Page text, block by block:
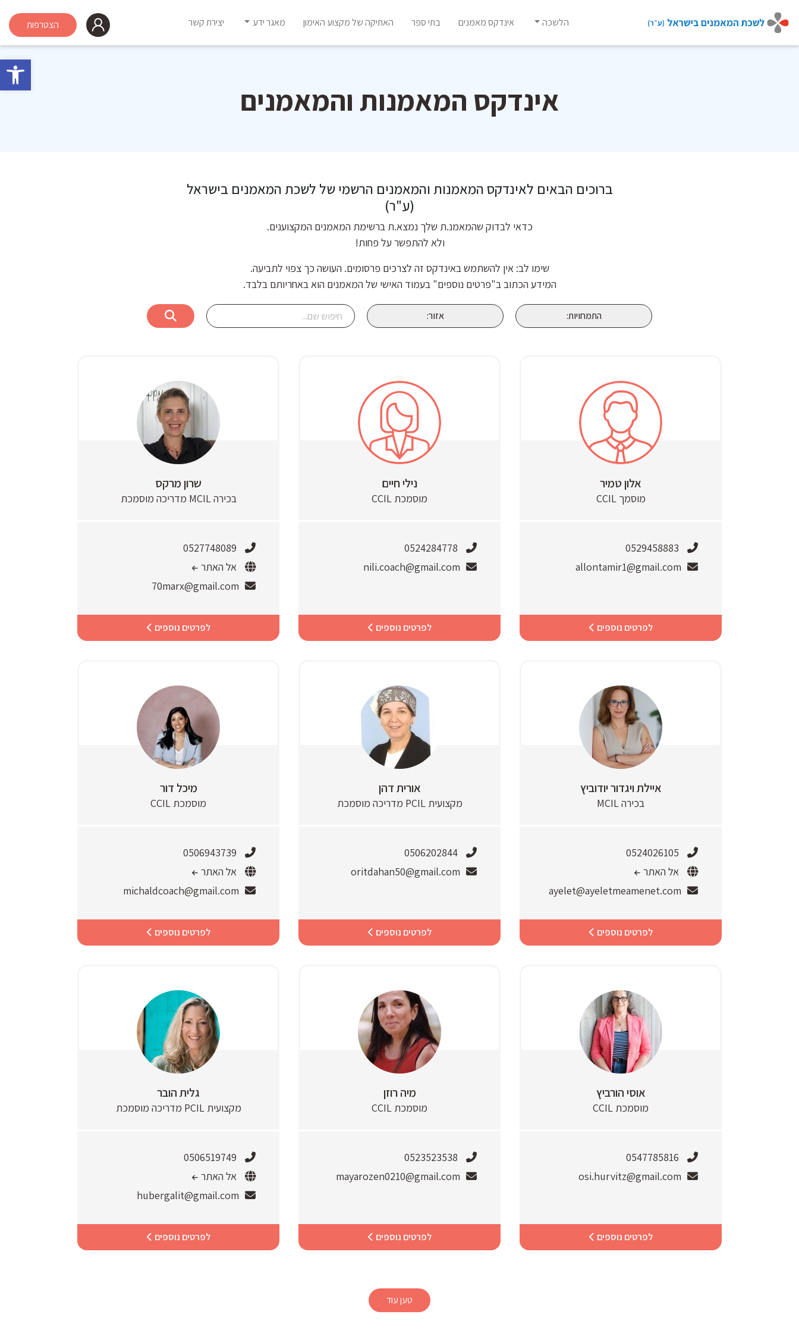
content
הלשכה אינדקס מאמנים בתי ספר האתיקה של מקצוע האימון מאגר ידע יצירת קשר הצטרפות
אינדקס המאמנות והמאמנים
ברוכים הבאים לאינדקס המאמנות והמאמנים הרשמי של לשכת המאמנים בישראל
(ע"ר)
כדאי לבדוק שהמאמנ.ת שלך נמצא.ת ברשימת המאמנים המקצוענים.
ולא להתפשר על פחות!
שימו לב: אין להשתמש באינדקס זה לצרכים פרסומים. העושה כך צפוי לתביעה.
המידע הכתוב ב"פרטים נוספים" בעמוד האישי של המאמנים הוא באחריותם בלבד.
התמחויות: אזור:
אלון טמיר
מוסמך CCIL
0529458883
allontamir1@gmail.com
לפרטים נוספים
נילי חיים
מוסמכת CCIL
0524284778
nili.coach@gmail.com
לפרטים נוספים
שרון מרקס
בכירה MCIL מדריכה מוסמכת
0527748089
אל האתר
70marx@gmail.com
לפרטים נוספים
איילת ויגדור יודוביץ
בכירה MCIL
0524026105
אל האתר
ayelet@ayeletmeamenet.com
לפרטים נוספים
אורית דהן
מקצועית PCIL מדריכה מוסמכת
0506202844
oritdahan50@gmail.com
לפרטים נוספים
מיכל דור
מוסמכת CCIL
0506943739
אל האתר
michaldcoach@gmail.com
לפרטים נוספים
אוסי הורביץ
מוסמכת CCIL
0547785816
osi.hurvitz@gmail.com
לפרטים נוספים
מיה רוזן
מוסמכת CCIL
0523523538
mayarozen0210@gmail.com
לפרטים נוספים
גלית הובר
מקצועית PCIL מדריכה מוסמכת
0506519749
אל האתר
hubergalit@gmail.com
לפרטים נוספים
טען עוד